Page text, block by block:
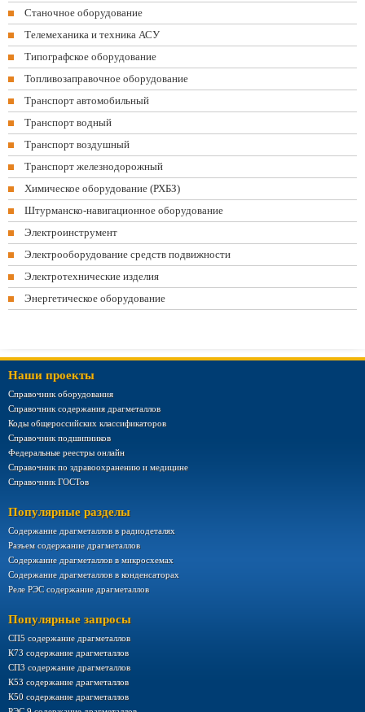
Станочное оборудование
Телемеханика и техника АСУ
Типографское оборудование
Топливозаправочное оборудование
Транспорт автомобильный
Транспорт водный
Транспорт воздушный
Транспорт железнодорожный
Химическое оборудование (РХБЗ)
Штурманско-навигационное оборудование
Электроинструмент
Электрооборудование средств подвижности
Электротехнические изделия
Энергетическое оборудование
Наши проекты
Справочник оборудования
Справочник содержания драгметаллов
Коды общероссийских классификаторов
Справочник подшипников
Федеральные реестры онлайн
Справочник по здравоохранению и медицине
Справочник ГОСТов
Популярные разделы
Содержание драгметаллов в радиодеталях
Разъем содержание драгметаллов
Содержание драгметаллов в микросхемах
Содержание драгметаллов в конденсаторах
Реле РЭС содержание драгметаллов
Популярные запросы
СП5 содержание драгметаллов
К73 содержание драгметаллов
СП3 содержание драгметаллов
К53 содержание драгметаллов
К50 содержание драгметаллов